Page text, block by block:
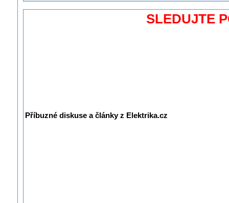
SLEDUJTE
Příbuzné diskuse a články z Elektrika.cz